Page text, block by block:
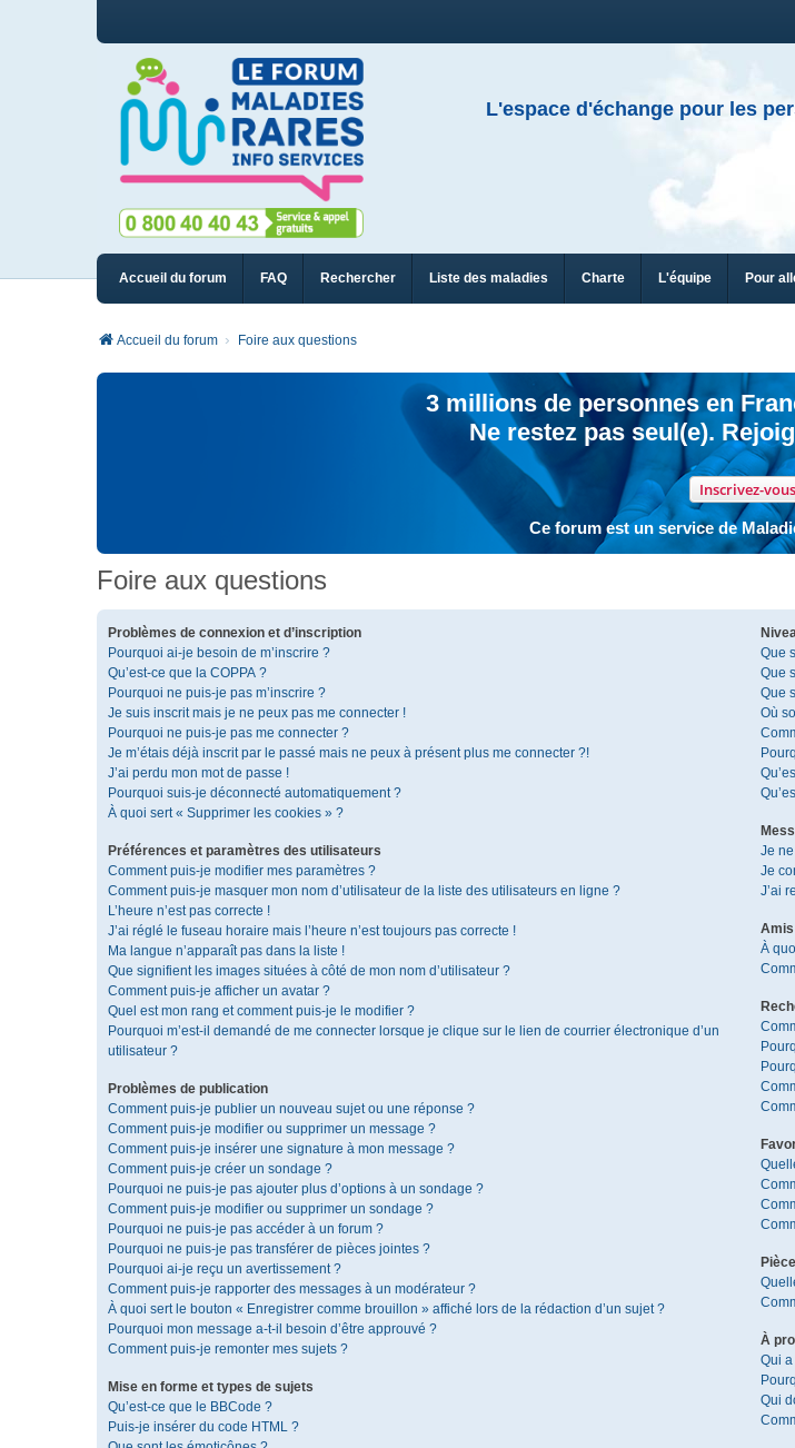
L'espace d'échange pour les
Accueil du forum FAQ Rechercher Liste des maladies Charte L'équipe Pour
Accueil du forum Foire aux questions
3 millions de personnes en
Ne restez pas seul(e).
Inscrivez-vous
Ce forum est un service de
Foire aux questions
Problèmes de connexion et d’inscription
Pourquoi ai-je besoin de m’inscrire ?
Qu’est-ce que la COPPA ?
Pourquoi ne puis-je pas m’inscrire ?
Je suis inscrit mais je ne peux pas me connecter !
Pourquoi ne puis-je pas me connecter ?
Je m’étais déjà inscrit par le passé mais ne peux à présent plus me connecter ?!
J’ai perdu mon mot de passe !
Pourquoi suis-je déconnecté automatiquement ?
À quoi sert « Supprimer les cookies » ?
Préférences et paramètres des utilisateurs
Comment puis-je modifier mes paramètres ?
Comment puis-je masquer mon nom d’utilisateur de la liste des utilisateurs en ligne ?
L’heure n’est pas correcte !
J’ai réglé le fuseau horaire mais l’heure n’est toujours pas correcte !
Ma langue n’apparaît pas dans la liste !
Que signifient les images situées à côté de mon nom d’utilisateur ?
Comment puis-je afficher un avatar ?
Quel est mon rang et comment puis-je le modifier ?
Pourquoi m’est-il demandé de me connecter lorsque je clique sur le lien de courrier électronique d’un
utilisateur ?
Problèmes de publication
Comment puis-je publier un nouveau sujet ou une réponse ?
Comment puis-je modifier ou supprimer un message ?
Comment puis-je insérer une signature à mon message ?
Comment puis-je créer un sondage ?
Pourquoi ne puis-je pas ajouter plus d’options à un sondage ?
Comment puis-je modifier ou supprimer un sondage ?
Pourquoi ne puis-je pas accéder à un forum ?
Pourquoi ne puis-je pas transférer de pièces jointes ?
Pourquoi ai-je reçu un avertissement ?
Comment puis-je rapporter des messages à un modérateur ?
À quoi sert le bouton « Enregistrer comme brouillon » affiché lors de la rédaction d’un sujet ?
Pourquoi mon message a-t-il besoin d’être approuvé ?
Comment puis-je remonter mes sujets ?
Mise en forme et types de sujets
Qu’est-ce que le BBCode ?
Puis-je insérer du code HTML ?
Que
Que
Que
Où
Je
Je
J’ai
À
À
Qui
Qui